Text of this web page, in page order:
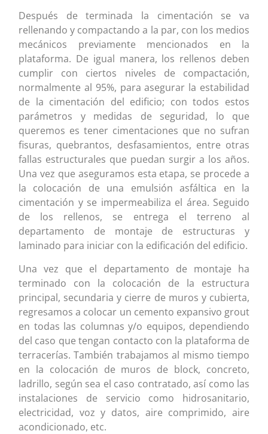
Después de terminada la cimentación se va
rellenando y compactando a la par, con los medios
mecánicos previamente mencionados en la
plataforma. De igual manera, los rellenos deben
cumplir con ciertos niveles de compactación,
normalmente al 95%, para asegurar la estabilidad
de la cimentación del edificio; con todos estos
parámetros y medidas de seguridad, lo que
queremos es tener cimentaciones que no sufran
fisuras, quebrantos, desfasamientos, entre otras
fallas estructurales que puedan surgir a los años.
Una vez que aseguramos esta etapa, se procede a
la colocación de una emulsión asfáltica en la
cimentación y se impermeabiliza el área. Seguido
de los rellenos, se entrega el terreno al
departamento de montaje de estructuras y
laminado para iniciar con la edificación del edificio.
Una vez que el departamento de montaje ha
terminado con la colocación de la estructura
principal, secundaria y cierre de muros y cubierta,
regresamos a colocar un cemento expansivo grout
en todas las columnas y/o equipos, dependiendo
del caso que tengan contacto con la plataforma de
terracerías. También trabajamos al mismo tiempo
en la colocación de muros de block, concreto,
ladrillo, según sea el caso contratado, así como las
instalaciones de servicio como hidrosanitario,
electricidad, voz y datos, aire comprimido, aire
acondicionado, etc.